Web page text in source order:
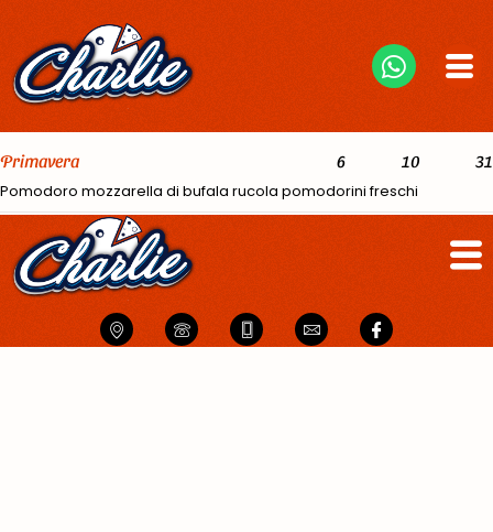
Primavera 6 10 31
Pomodoro mozzarella di bufala rucola pomodorini freschi